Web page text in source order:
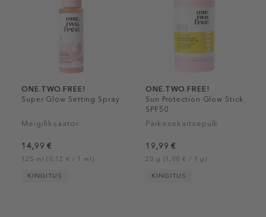
ONE.TWO.FREE!
Super Glow Setting Spray
Meigifiksaator
14,99 €
125 ml (0,12 € / 1 ml)
KINGITUS
ONE.TWO.FREE!
Sun Protection Glow Stick
SPF50
Päikesekaitsepulk
19,99 €
20 g (1,00 € / 1 g)
KINGITUS